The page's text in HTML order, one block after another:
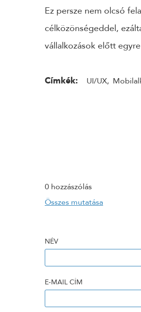
Ez persze nem olcsó
célközönségeddel,
vállalkozások előtt
Címkék: UI/UX,
0 hozzászólás
Összes mutatása
NÉV
E-MAIL CÍM